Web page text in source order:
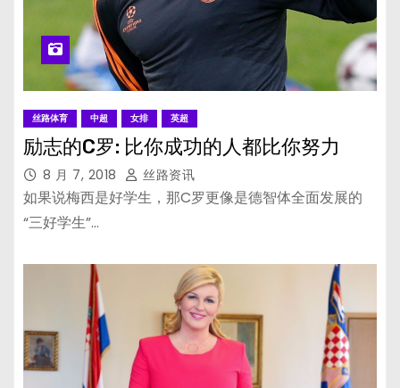
丝路体育 中超 女排 英超
励志的C罗: 比你成功的人都比你努力
8 月 7, 2018 丝路资讯
如果说梅西是好学生，那C罗更像是德智体全面发展的
“三好学生”…